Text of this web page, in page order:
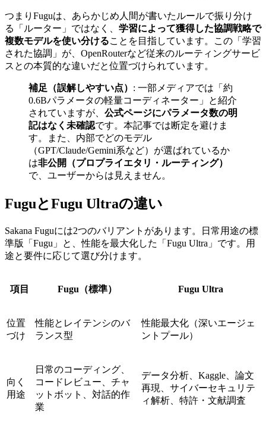
つまりFuguは、あらかじめ人間が書いたルールで振り分け
る「ルーター」ではなく、 学習によって獲得した協調戦略で
複数モデルを使い分けることを目指しています。この「学習
された協調」が、OpenRouterなど従来のルーティングサービ
スとの本質的な違いだと位置づけられています。
補足（誤解しやすい点） : 一部メディアでは「約
0.6Bパラメータの軽量コーディネーター」と紹介
されていますが、 公式ページにパラメータ数の明
記はなく未確認です。本記事では断定を避けま
す。また、内部でどのモデル
（GPT/Claude/Gemini系など）が選ばれているか
は非公開（プロプライエタリ・ルーティング）
で、ユーザーからは見えません。
FuguとFugu Ultraの違い
Sakana Fuguには2つのバリアントがあります。日常用途の標
準版「Fugu」と、性能を最大化した「Fugu Ultra」です。用
途と要件に応じて選び分けます。
項目 Fugu（標準） Fugu Ultra
位置
づけ
性能とレイテンシのバ
ランス型
性能最大化（深いエージェ
ントプール）
向く
用途
日常のコーディング、
コードレビュー、チャ
ットボット、対話的作
業
データ分析、Kaggle、論文
再現、サイバーセキュリテ
ィ解析、特許・文献調査